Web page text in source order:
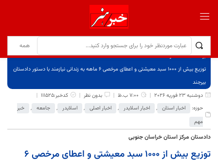
برگ نخست
نوشته‌ها
توزیع بیش از ۱۰۰۰ سبد معیشتی و اعطای مرخصی ۶ ماهه به زندانی نیازمند با دستور دادستان
بیرجند
دوشنبه 23 فوریه 2026
7:00 ب.ظ بدون نظر
کدخبر:111525
حوزه:
اخبار استان , اخبار اسلایدر , اخبار اصلی , اسلایدر , جامعه ,
خبر
مهم
دادستان مرکز استان خراسان جنوبی
توزیع بیش از ۱۰۰۰ سبد معیشتی و اعطای مرخصی ۶